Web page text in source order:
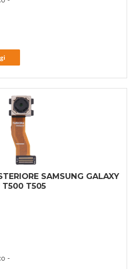
SAMSUNG GALAXY
T500 T505
-